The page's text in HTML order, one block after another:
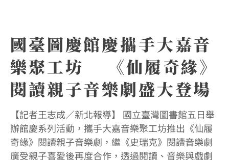
國臺圖慶館慶攜手大嘉音
樂聚工坊 《仙履奇緣》
閱讀親子音樂劇盛大登場
【記者王志成／新北報導】 國立臺灣圖書館五日舉
辦館慶系列活動，攜手大嘉音樂聚工坊推出《仙履
奇緣》閱讀親子音樂劇，繼《史瑞克》閱讀音樂劇
廣受親子喜愛後再度合作，透過閱讀、音樂與戲劇